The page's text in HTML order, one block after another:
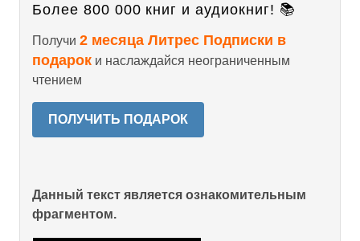
Более 800 000 книг и аудиокниг! 📚
Получи 2 месяца Литрес Подписки в
подарок и наслаждайся неограниченным
чтением
ПОЛУЧИТЬ ПОДАРОК
Данный текст является ознакомительным
фрагментом.